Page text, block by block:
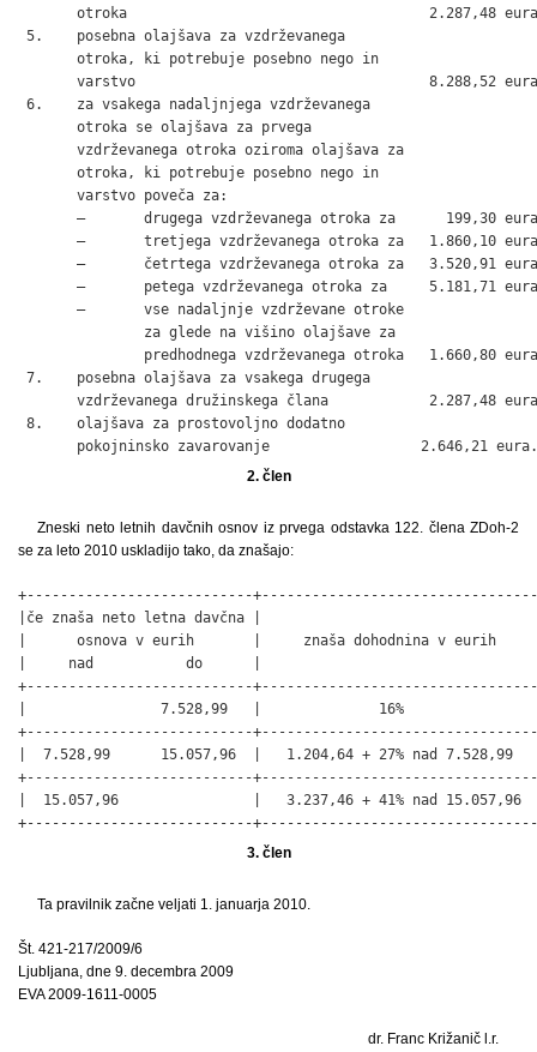
       otroka                                    2.287,48 eura
5.    posebna olajšava za vzdrževanega
       otroka, ki potrebuje posebno nego in
       varstvo                                   8.288,52 eura
6.    za vsakega nadaljnjega vzdrževanega
       otroka se olajšava za prvega
       vzdrževanega otroka oziroma olajšava za
       otroka, ki potrebuje posebno nego in
       varstvo poveča za:
       –       drugega vzdrževanega otroka za      199,30 eura
       –       tretjega vzdrževanega otroka za   1.860,10 eura
       –       četrtega vzdrževanega otroka za   3.520,91 eura
       –       petega vzdrževanega otroka za     5.181,71 eura
       –       vse nadaljnje vzdrževane otroke
               za glede na višino olajšave za
               predhodnega vzdrževanega otroka   1.660,80 eura
7.    posebna olajšava za vsakega drugega
       vzdrževanega družinskega člana            2.287,48 eura
8.    olajšava za prostovoljno dodatno
       pokojninsko zavarovanje                  2.646,21 eura.
2. člen
Zneski neto letnih davčnih osnov iz prvega odstavka 122. člena ZDoh-2
se za leto 2010 uskladijo tako, da znašajo:
+---------------------------
|če znaša neto letna davčna |
|      osnova v eurih       |     znaša dohodnina v eurih
|     nad           do      |
+---------------------------
|                7.528,99   |              16%
+---------------------------
|  7.528,99      15.057,96  |   1.204,64 + 27% nad 7.528,99
+---------------------------
|  15.057,96                |   3.237,46 + 41% nad 15.057,96
+---------------------------
3. člen
Ta pravilnik začne veljati 1. januarja 2010.
Št. 421-217/2009/6
Ljubljana, dne 9. decembra 2009
EVA 2009-1611-0005
dr. Franc Križanič l.r.